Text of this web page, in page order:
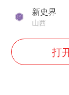
新史界
山西
打